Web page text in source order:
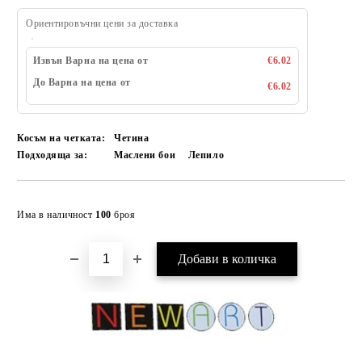
Ориентировъчни цени за доставка
Извън Варна на цена от
€6.02
До Варна на цена от
€6.02
Косъм на четката:
Четина
Подходяща за:
Маслени бои Лепило
Има в наличност 100 броя